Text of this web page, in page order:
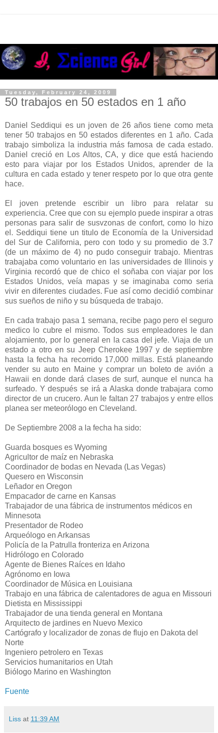
Tuesday, February 24, 2009
50 trabajos en 50 estados en 1 año
Daniel Seddiqui es un joven de 26 años tiene como meta
tener 50 trabajos en 50 estados diferentes en 1 año. Cada
trabajo simboliza la industria más famosa de cada estado.
Daniel creció en Los Altos, CA, y dice que está haciendo
esto para viajar por los Estados Unidos, aprender de la
cultura en cada estado y tener respeto por lo que otra gente
hace.
El joven pretende escribir un libro para relatar su
experiencia. Cree que con su ejemplo puede inspirar a otras
personas para salir de susvzonas de confort, como lo hizo
el. Seddiqui tiene un titulo de Economía de la Universidad
del Sur de California, pero con todo y su promedio de 3.7
(de un máximo de 4) no pudo conseguir trabajo. Mientras
trabajaba como voluntario en las universidades de Illinois y
Virginia recordó que de chico el soñaba con viajar por los
Estados Unidos, veía mapas y se imaginaba como seria
vivir en diferentes ciudades. Fue así como decidió combinar
sus sueños de niño y su búsqueda de trabajo.
En cada trabajo pasa 1 semana, recibe pago pero el seguro
medico lo cubre el mismo. Todos sus empleadores le dan
alojamiento, por lo general en la casa del jefe. Viaja de un
estado a otro en su Jeep Cherokee 1997 y de septiembre
hasta la fecha ha recorrido 17,000 millas. Está planeando
vender su auto en Maine y comprar un boleto de avión a
Hawaii en donde dará clases de surf, aunque el nunca ha
surfeado. Y después se irá a Alaska donde trabajara como
director de un crucero. Aun le faltan 27 trabajos y entre ellos
planea ser meteorólogo en Cleveland.
De Septiembre 2008 a la fecha ha sido:
Guarda bosques es Wyoming
Agricultor de maíz en Nebraska
Coordinador de bodas en Nevada (Las Vegas)
Quesero en Wisconsin
Leñador en Oregon
Empacador de carne en Kansas
Trabajador de una fábrica de instrumentos médicos en
Minnesota
Presentador de Rodeo
Arqueólogo en Arkansas
Policía de la Patrulla fronteriza en Arizona
Hidrólogo en Colorado
Agente de Bienes Raíces en Idaho
Agrónomo en Iowa
Coordinador de Música en Louisiana
Trabajo en una fábrica de calentadores de agua en Missouri
Dietista en Mississippi
Trabajador de una tienda general en Montana
Arquitecto de jardines en Nuevo Mexico
Cartógrafo y localizador de zonas de flujo en Dakota del
Norte
Ingeniero petrolero en Texas
Servicios humanitarios en Utah
Biólogo Marino en Washington
Fuente
Liss at 11:39 AM